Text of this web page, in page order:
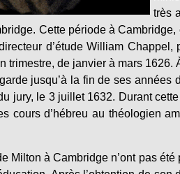
très
Cette période à
d’étude William
trimestre, de janvier à mars
jusqu’à la fin de ses années
jury, le 3 juillet 1632. Durant
cours d’hébreu au théologien
Milton à Cambridge n’ont pas